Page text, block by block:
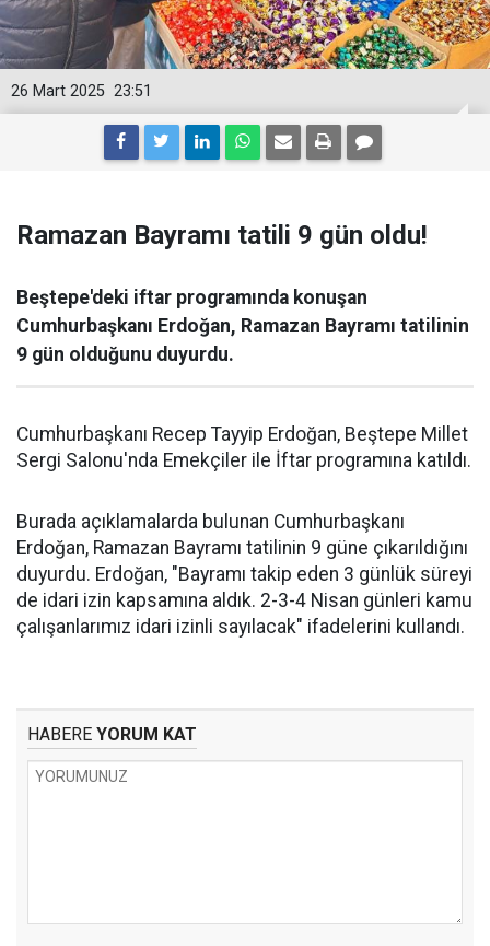
23:51
26 Mart 2025
Ramazan Bayramı tatili 9 gün oldu!
Beştepe'deki iftar programında konuşan
Cumhurbaşkanı Erdoğan, Ramazan Bayramı tatilinin
9 gün olduğunu duyurdu.
Cumhurbaşkanı Recep Tayyip Erdoğan, Beştepe Millet
Sergi Salonu'nda Emekçiler ile İftar programına katıldı.
Burada açıklamalarda bulunan Cumhurbaşkanı
Erdoğan, Ramazan Bayramı tatilinin 9 güne çıkarıldığını
duyurdu. Erdoğan, "Bayramı takip eden 3 günlük süreyi
de idari izin kapsamına aldık. 2-3-4 Nisan günleri kamu
çalışanlarımız idari izinli sayılacak" ifadelerini kullandı.
HABERE YORUM KAT